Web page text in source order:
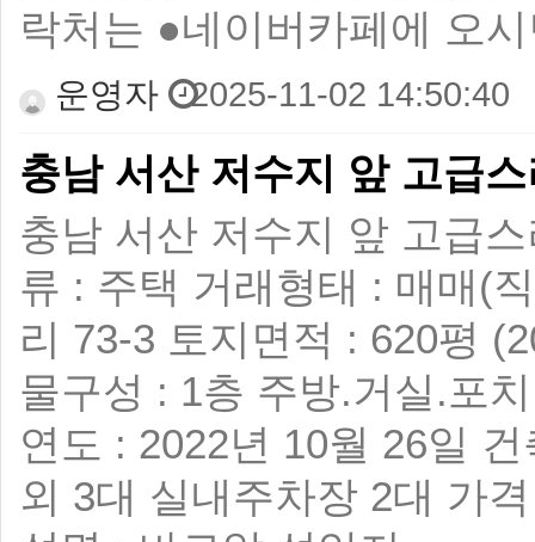
락처는 ●네이버카페에 오
운영자 2025-11-02 14:50:40
충남 서산 저수지 앞 고급
충남 서산 저수지 앞 고급
류 : 주택 거래형태 : 매매(
리 73-3 토지면적 : 620평
물구성 : 1층 주방.거실.포
연도 : 2022년 10월 26일
외 3대 실내주차장 2대 가